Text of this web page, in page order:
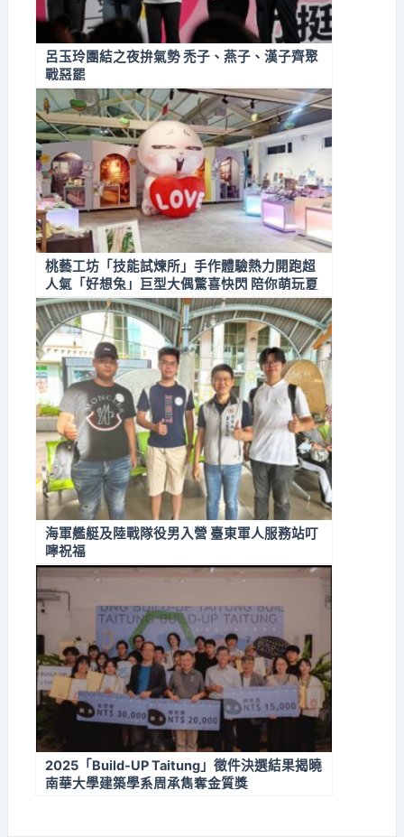
呂玉玲團結之夜拚氣勢 禿子、燕子、漢子齊聚
戰惡罷
桃藝工坊「技能試煉所」手作體驗熱力開跑超
人氣「好想兔」巨型大偶驚喜快閃 陪你萌玩夏
天！
海軍艦艇及陸戰隊役男入營 臺東軍人服務站叮
嚀祝福
2025「Build-UP Taitung」徵件決選結果揭曉
南華大學建築學系周承雋奪金質獎